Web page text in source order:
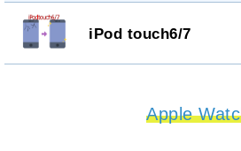
iPod touch6/7
Apple